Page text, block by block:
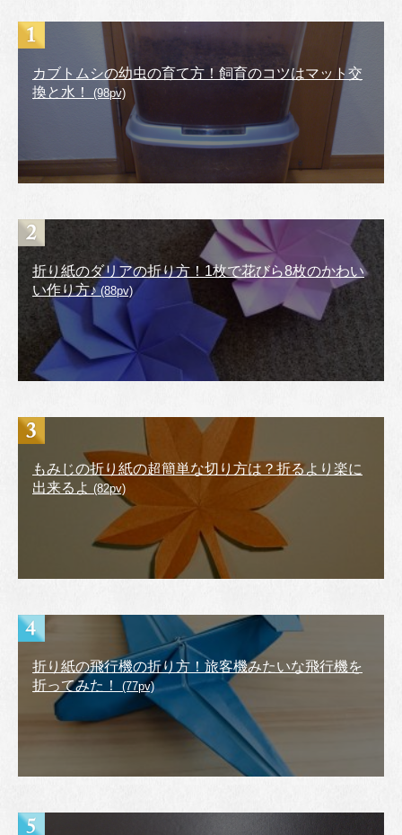
カブトムシの幼虫の育て方！飼育のコツはマット交
換と水！
(98pv)
折り紙のダリアの折り方！1枚で花びら8枚のかわい
い作り方♪(88pv)
もみじの折り紙の超簡単な切り方は？折るより楽に
出来るよ (82pv)
折り紙の飛行機の折り方！旅客機みたいな飛行機を
折ってみた！
(77pv)